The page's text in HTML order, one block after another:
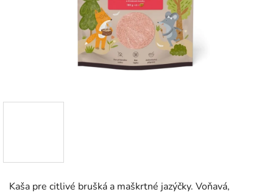
Kaša pre citlivé brušká a maškrtné jazýčky. Voňavá,